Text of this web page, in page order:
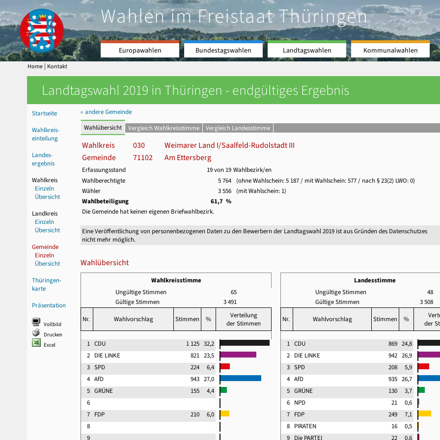
Wahlen im Freistaat Thüringen
Europawahlen Bundestagswahlen Landtagswahlen Kommunalwahlen
Home | Kontakt
Landtagswahl 2019 in Thüringen - endgültiges Ergebnis
Startseite
Wahlkreis-
einteilung
Landes-
ergebnis
Wahlkreis
Einzeln
Übersicht
Landkreis
Einzeln
Übersicht
Gemeinde
Einzeln
Übersicht
Thüringen-
karte
Präsentation
Vollbild
Drucken
Excel
« andere Gemeinde
Wahlübersicht
Vergleich Wahlkreisstimme Vergleich Landesstimme
Wahlkreis 030
Weimarer Land I/Saalfeld-Rudolstadt III
Gemeinde
71102 Am Ettersberg
Erfassungsstand 19 von 19 Wahlbezirk/en
Wahlberechtigte
5 764 (ohne Wahlschein:5 187 / mit Wahlschein: 577 / nach § 23(2) LWO: 0)
Wähler
3 556
(mit Wahlschein: 1)
Wahlbeteiligung
61,7 %
Die Gemeinde hat keinen eigenen Briefwahlbezirk.
Eine Veröffentlichung von personenbezogenen Daten zu den Bewerbern der Landtagswahl 2019 ist aus Gründen des Datenschutzes
nicht mehr möglich.
Wahlübersicht
Wahlkreisstimme
Ungültige Stimmen
65
Gültige Stimmen
3 491
Nr. Wahlvorschlag Stimmen %
Verteilung
der Stimmen
1 CDU 1 125 32,2
2 DIE LINKE 821 23,5
3 SPD 224
6,4
4 AfD 943 27,0
5 GRÜNE 155
4,4
6
7 FDP 210
6,0
8
9
Landesstimme
Ungültige Stimmen
48
Gültige Stimmen
3 508
Nr. Wahlvorschlag Stimmen %
der
1 CDU 869 24,8
2 DIE LINKE 942 26,9
3 SPD 208
5,9
4 AfD 935 26,7
5 GRÜNE 130
3,7
6 NPD 21
0,6
7 FDP 249
7,1
8 PIRATEN 16
0,5
9 Die PARTEI 22 0,6